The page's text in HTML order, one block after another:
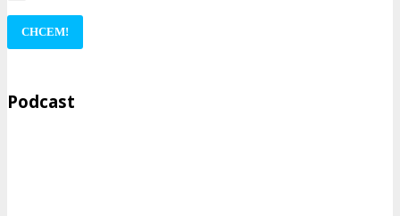
CHCEM!
Podcast